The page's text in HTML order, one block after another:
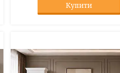
Купити